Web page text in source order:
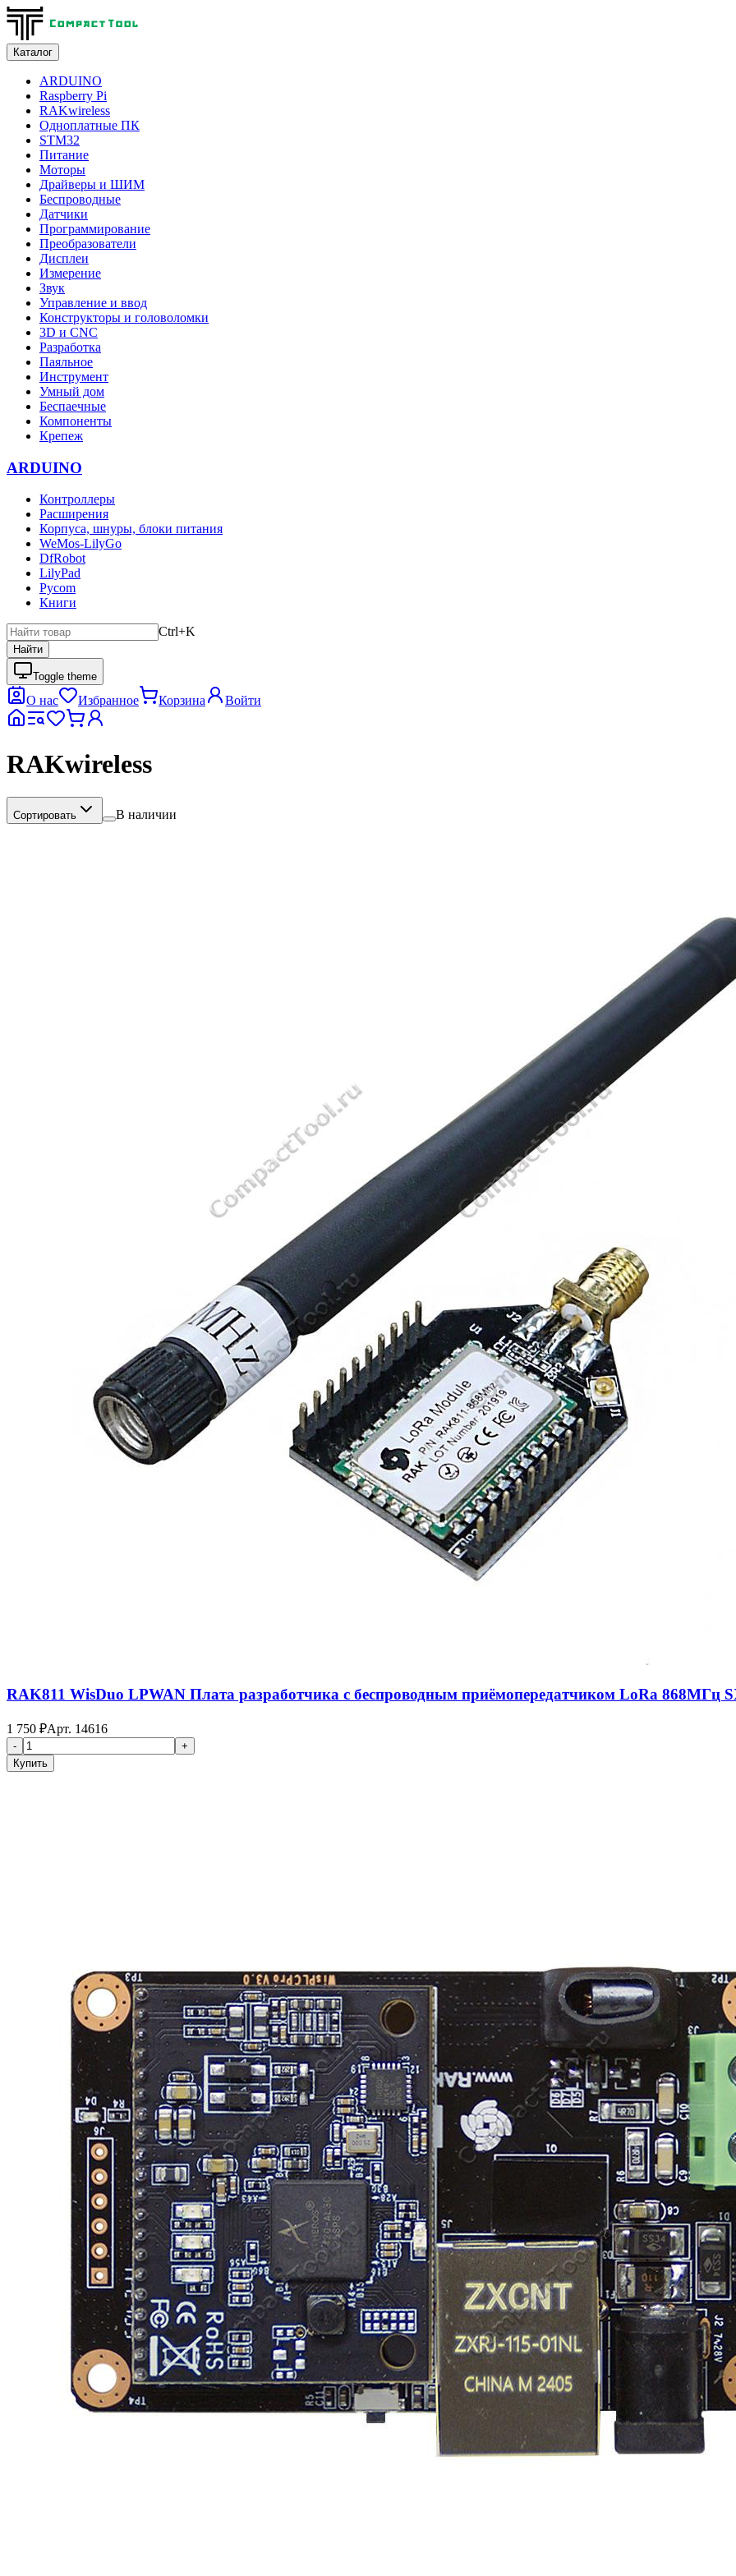
Каталог
ARDUINO
Raspberry Pi
RAKwireless
Одноплатные ПК
STM32
Питание
Моторы
Драйверы и ШИМ
Беспроводные
Датчики
Программирование
Преобразователи
Дисплеи
Измерение
Звук
Управление и ввод
Конструкторы и головоломки
3D и CNC
Разработка
Паяльное
Инструмент
Умный дом
Беспаечные
Компоненты
Крепеж
ARDUINO
Контроллеры
Расширения
Корпуса, шнуры, блоки питания
WeMos-LilyGo
DfRobot
LilyPad
Pycom
Книги
Ctrl+K
Найти
Toggle theme
О нас Избранное Корзина Войти
RAKwireless
Сортировать В наличии
RAK811 WisDuo LPWAN Плата разработчика с беспроводным приёмопередатчиком LoRa 868МГц
1 750 ₽Арт. 14616
-
+
Купить